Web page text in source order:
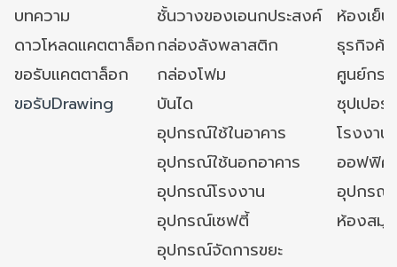
บทความ
ชั้นวางของเอนกประสงค์
ห้องเย็
ดาวโหลดแคตตาล็อกกล่องลังพลาสติก
ธุรกิจค้
ขอรับแคตตาล็อก
กล่องโฟม
ศูนย์กร
ขอรับDrawing
บันได
ซุปเปอ
อุปกรณ์ใช้ในอาคาร
โรงงา
อุปกรณ์ใช้นอกอาคาร
ออฟฟิศ/
อุปกรณ์โรงงาน
อุปกรณ์
อุปกรณ์เซฟตี้
ห้องสมุ
อุปกรณ์จัดการขยะ